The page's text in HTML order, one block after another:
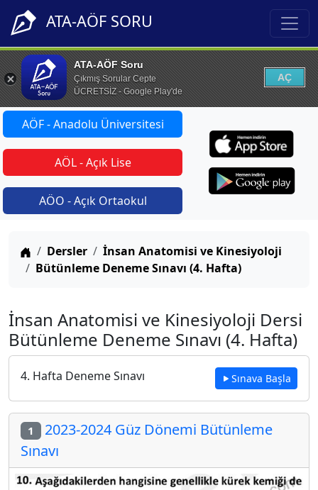
ATA-AÖF SORU
ATA-AÖF Soru
Çıkmış Sorular Cepte
ÜCRETSİZ - Google Play'de
AÇ
AÖF - Anadolu Üniversitesi
AÖL - Açık Lise
AÖO - Açık Ortaokul
Anasayfa
Dersler
İnsan Anatomisi ve Kinesiyoloji
Bütünleme Deneme Sınavı (4. Hafta)
İnsan Anatomisi ve Kinesiyoloji Dersi
Bütünleme Deneme Sınavı (4. Hafta)
4. Hafta Deneme Sınavı Sınava Başla
1 2023-2024 Güz Dönemi Bütünleme
Sınavı